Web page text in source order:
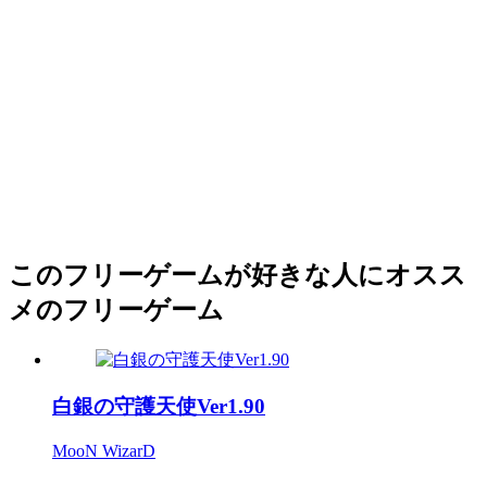
このフリーゲームが好きな人にオスス
メのフリーゲーム
白銀の守護天使Ver1.90
MooN WizarD